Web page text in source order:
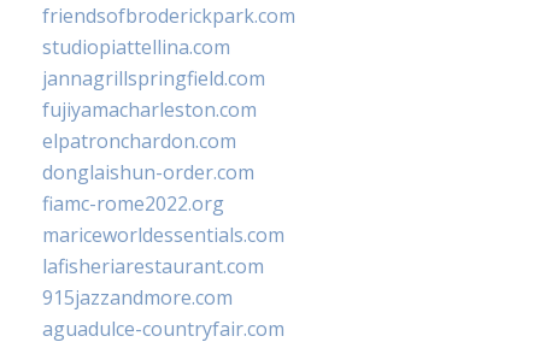
friendsofbroderickpark.com
studiopiattellina.com
jannagrillspringfield.com
fujiyamacharleston.com
elpatronchardon.com
donglaishun-order.com
fiamc-rome2022.org
mariceworldessentials.com
lafisheriarestaurant.com
915jazzandmore.com
aguadulce-countryfair.com